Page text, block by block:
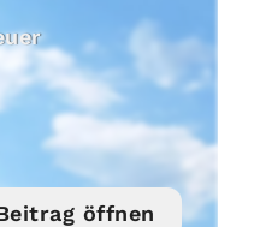
öffnen